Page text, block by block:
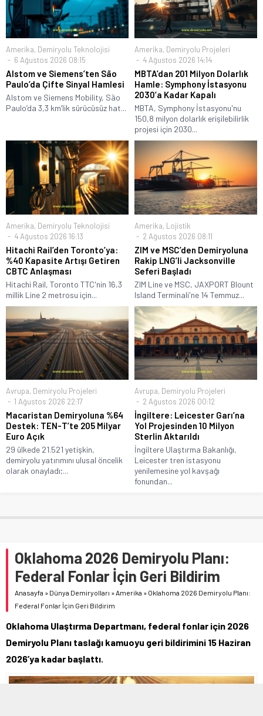
Amerika, Demiryolu Teknolojisi
6 Ağustos 2026 08:15
Alstom ve Siemens’ten São
Paulo’da Çifte Sinyal Hamlesi
Alstom ve Siemens Mobility, São
Paulo’da 3,3 km’lik sürücüsüz hat...
Amerika, Demiryolu Projeleri
4 Ağustos 2026 14:14
MBTA’dan 201 Milyon Dolarlık
Hamle: Symphony İstasyonu
2030’a Kadar Kapalı
MBTA, Symphony İstasyonu'nu
150,8 milyon dolarlık erişilebilirlik
projesi için 2030...
Amerika, Demiryolu Teknolojisi
4 Ağustos 2026 16:13
Hitachi Rail’den Toronto’ya:
%40 Kapasite Artışı Getiren
CBTC Anlaşması
Hitachi Rail, Toronto TTC'nin 16,3
millik Line 2 metrosu için...
Amerika, Lojistik
2 Ağustos 2026 08:11
ZIM ve MSC’den Demiryoluna
Rakip LNG’li Jacksonville
Seferi Başladı
ZIM Line ve MSC, JAXPORT Blount
Island Terminali'ne 14 Temmuz...
Avrupa, Demiryolu Projeleri
1 Ağustos 2026 22:17
Macaristan Demiryoluna %64
Destek: TEN-T’te 205 Milyar
Euro Açık
29 ülkede 21.521 yetişkin,
demiryolu yatırımını ulusal öncelik
olarak onayladı;...
Avrupa, Demiryolu Projeleri
2 Ağustos 2026 00:12
İngiltere: Leicester Garı’na
Yol Projesinden 10 Milyon
Sterlin Aktarıldı
İngiltere Ulaştırma Bakanlığı,
Leicester tren istasyonu
yenilemesine yol kavşağı
fonundan...
Oklahoma 2026 Demiryolu Planı:
Federal Fonlar İçin Geri Bildirim
Anasayfa » Dünya Demiryolları »Amerika » Oklahoma 2026 Demiryolu Planı:
Federal Fonlar İçin Geri Bildirim
Oklahoma Ulaştırma Departmanı, federal fonlar için 2026
Demiryolu Planı taslağı kamuoyu geri bildirimini 15 Haziran
2026’ya kadar başlattı.